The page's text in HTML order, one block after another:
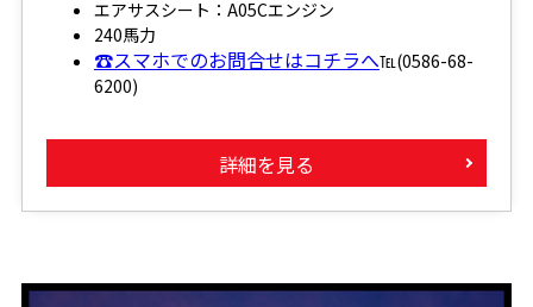
エアサスシート：A05Cエンジン
240馬力
☎スマホでのお問合せはコチラへ℡(0586-68-
6200)
詳細を見る